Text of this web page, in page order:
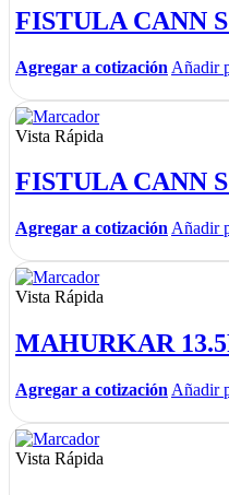
FISTULA CANN
Agregar a cotización Añadir
Vista Rápida
FISTULA CANN
Agregar a cotización Añadir
Vista Rápida
MAHURKAR
Agregar a cotización Añadir
Vista Rápida